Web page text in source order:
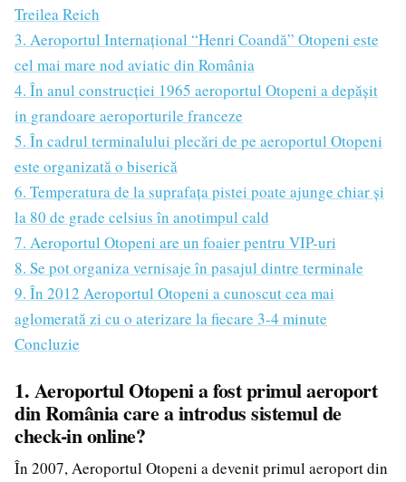
Treilea Reich
3. Aeroportul Internațional “Henri Coandă” Otopeni este
cel mai mare nod aviatic din România
4. În anul construcției 1965 aeroportul Otopeni a depășit
in grandoare aeroporturile franceze
5. În cadrul terminalului plecări de pe aeroportul Otopeni
este organizată o biserică
6. Temperatura de la suprafața pistei poate ajunge chiar și
la 80 de grade celsius în anotimpul cald
7. Aeroportul Otopeni are un foaier pentru VIP-uri
8. Se pot organiza vernisaje în pasajul dintre terminale
9. În 2012 Aeroportul Otopeni a cunoscut cea mai
aglomerată zi cu o aterizare la fiecare 3-4 minute
Concluzie
1. Aeroportul Otopeni a fost primul aeroport
din România care a introdus sistemul de
check-in online?
În 2007, Aeroportul Otopeni a devenit primul aeroport din